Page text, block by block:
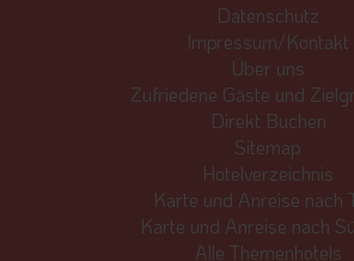
Datenschutz
Impressum/Kontakt
Über uns
Zufriedene Gäste und
Direkt Buchen
Sitemap
Hotelverzeichnis
Karte und Anreise nach
Karte und Anreise nach
Alle Themenhotels